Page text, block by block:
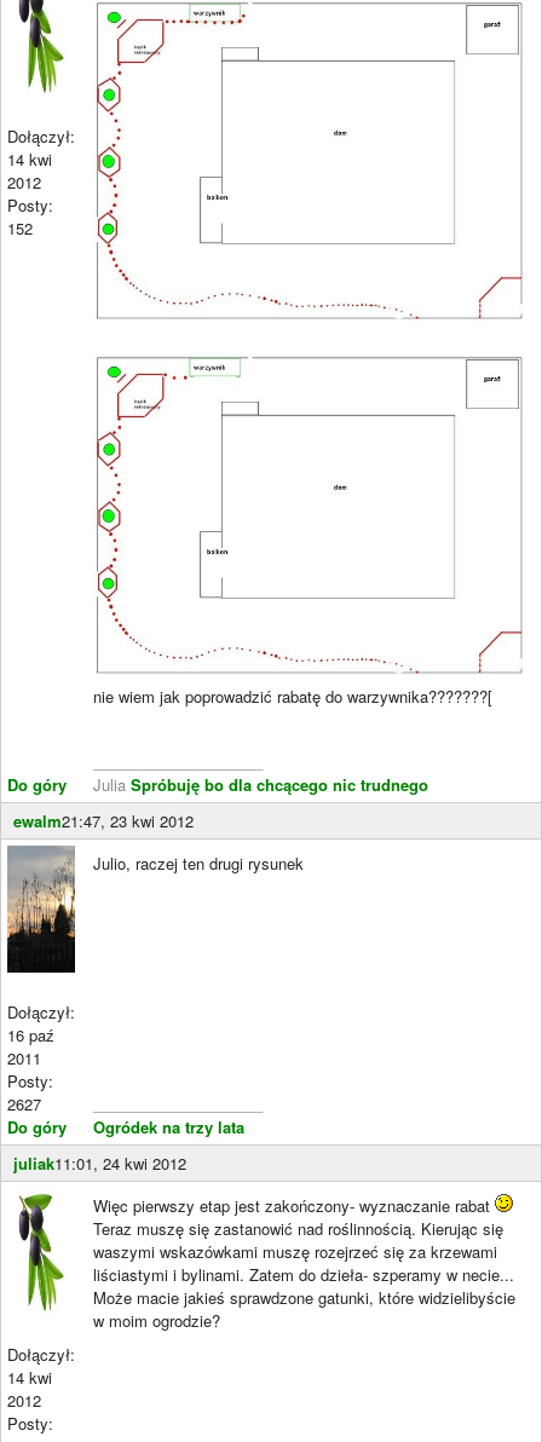
Dołączył:
14 kwi
2012
Posty:
152
Do góry
nie wiem jak poprowadzić rabatę do warzywnika???????[
Julia Spróbuję bo dla chcącego nic trudnego
ewalm21:47, 23 kwi 2012
Dołączył:
16 paź
2011
Posty:
2627
Do góry
Julio, raczej ten drugi rysunek
Ogródek na trzy lata
juliak11:01, 24 kwi 2012
Dołączył:
14 kwi
2012
Posty:
Więc pierwszy etap jest zakończony- wyznaczanie rabat
Teraz muszę się zastanowić nad roślinnością. Kierując się
waszymi wskazówkami muszę rozejrzeć się za krzewami
liściastymi i bylinami. Zatem do dzieła- szperamy w necie...
Może macie jakieś sprawdzone gatunki, które widzielibyście
w moim ogrodzie?